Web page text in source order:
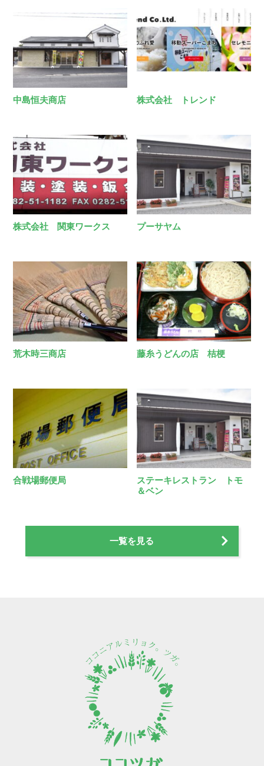
中島恒夫商店 株式会社 トレンド
株式会社 関東ワークス プーサヤム
荒木時三商店 藤糸うどんの店 桔梗
合戦場郵便局
ステーキレストラン トモ
＆ベン
一覧を見る